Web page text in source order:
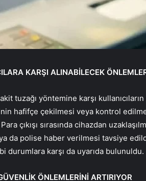
KARŞI ALINABİLECEK
tuzağı yöntemine karşı
hafifçe çekilmesi veya kontrol
çıkışı sırasında cihazdan
da polise haber verilmesi tavsiye
durumlara karşı da uyarıda bulunuldu.
ÖNLEMLERİNİ ARTIRIYOR